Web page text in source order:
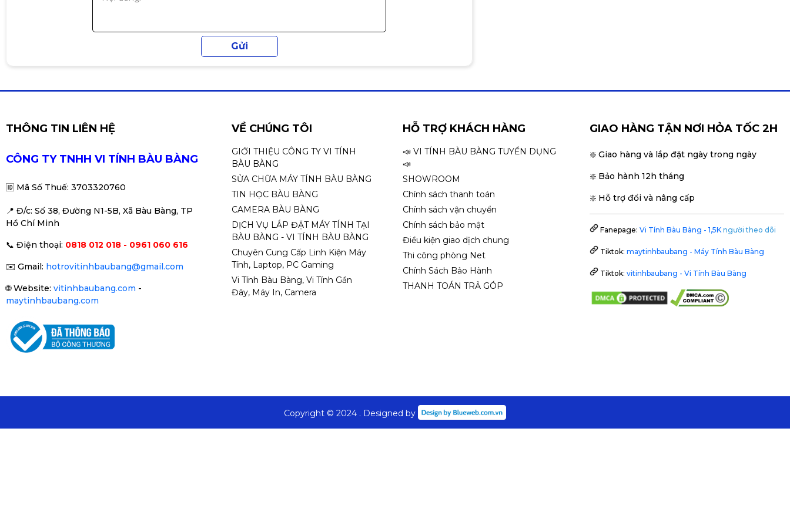
THÔNG TIN LIÊN HỆ
CÔNG TY TNHH VI TÍNH BÀU BÀNG
🆔 Mã Số Thuế: 3703320760
📍 Đ/c: Số 38, Đường N1-5B, Xã Bàu Bàng, TP
Hồ Chí Minh
📞 Điện thoại: 0818 012 018 - 0961 060 616
✉️ Gmail: hotrovitinhbaubang@gmail.com
🌐Website: vitinhbaubang.com -
maytinhbaubang.com
VỀ CHÚNG TÔI
GIỚI THIỆU CÔNG TY VI TÍNH
BÀU BÀNG
SỬA CHỮA MÁY TÍNH BÀU BÀNG
TIN HỌC BÀU BÀNG
CAMERA BÀU BÀNG
DỊCH VỤ LẮP ĐẶT MÁY TÍNH TẠI
BÀU BÀNG - VI TÍNH BÀU BÀNG
Chuyên Cung Cấp Linh Kiện Máy
Tính, Laptop, PC Gaming
Vi Tính Bàu Bàng, Vi Tính Gần
Đây, Máy In, Camera
HỖ TRỢ KHÁCH HÀNG
📣 VI TÍNH BÀU BÀNG TUYỂN DỤNG
📣
SHOWROOM
Chính sách thanh toán
Chính sách vận chuyển
Chính sách bảo mật
Điều kiện giao dịch chung
Thi công phòng Net
Chính Sách Bảo Hành
THANH TOÁN TRẢ GÓP
GIAO HÀNG TẬN NƠI HỎA TỐC 2H
❇️ Giao hàng và lắp đặt ngày trong ngày
❇️ Bảo hành 12h tháng
❇️ Hỗ trợ đổi và nâng cấp
Fanepage: Vi Tính Bàu Bàng - 1,5K người theo dõi
Tiktok: maytinhbaubang - Máy Tính Bàu Bàng
Tiktok: vitinhbaubang - Vi Tính Bàu Bàng
Copyright © 2024 . Designed by